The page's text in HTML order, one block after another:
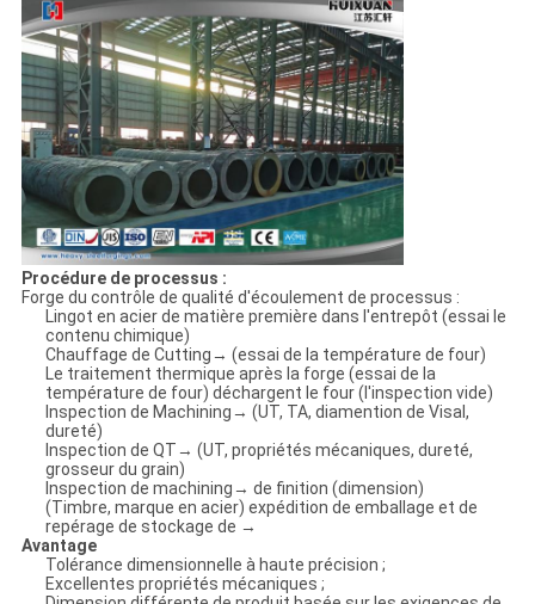
Procédure de processus :
Forge du contrôle de qualité d'écoulement de processus :
Lingot en acier de matière première dans l'entrepôt (essai le
contenu chimique)
Chauffage de Cutting→ (essai de la température de four)
Le traitement thermique après la forge (essai de la
température de four) déchargent le four (l'inspection vide)
Inspection de Machining→ (UT, TA, diamention de Visal,
dureté)
Inspection de QT→ (UT, propriétés mécaniques, dureté,
grosseur du grain)
Inspection de machining→ de finition (dimension)
(Timbre, marque en acier) expédition de emballage et de
repérage de stockage de →
Avantage
Tolérance dimensionnelle à haute précision ;
Excellentes propriétés mécaniques ;